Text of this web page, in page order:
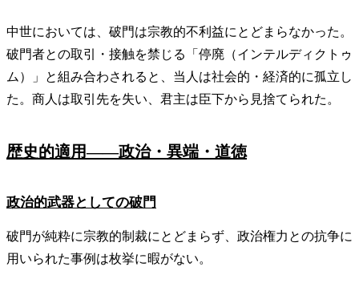
中世においては、破門は宗教的不利益にとどまらなかった。
破門者との取引・接触を禁じる「停廃（インテルディクトゥ
ム）」と組み合わされると、当人は社会的・経済的に孤立し
た。商人は取引先を失い、君主は臣下から見捨てられた。
歴史的適用——政治・異端・道徳
政治的武器としての破門
破門が純粋に宗教的制裁にとどまらず、政治権力との抗争に
用いられた事例は枚挙に暇がない。